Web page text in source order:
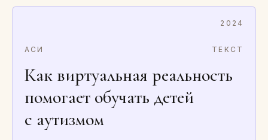
2024
АСИ ТЕКСТ
Как виртуальная реальность
помогает обучать детей
с аутизмом